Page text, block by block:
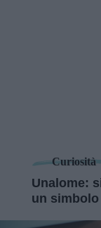
Curiosità
Unalome:
un